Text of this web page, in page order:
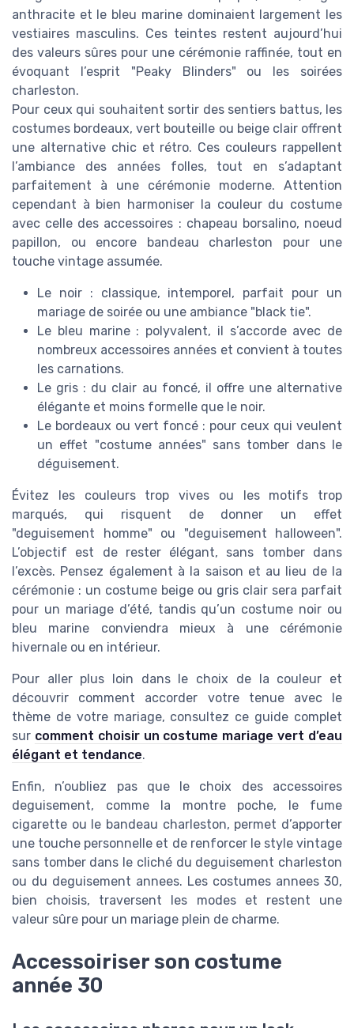
anthracite et le bleu marine dominaient largement les
vestiaires masculins. Ces teintes restent aujourd’hui
des valeurs sûres pour une cérémonie raffinée, tout en
évoquant l’esprit "Peaky Blinders" ou les soirées
charleston.
Pour ceux qui souhaitent sortir des sentiers battus, les
costumes bordeaux, vert bouteille ou beige clair offrent
une alternative chic et rétro. Ces couleurs rappellent
l’ambiance des années folles, tout en s’adaptant
parfaitement à une cérémonie moderne. Attention
cependant à bien harmoniser la couleur du costume
avec celle des accessoires : chapeau borsalino, noeud
papillon, ou encore bandeau charleston pour une
touche vintage assumée.
Le noir : classique, intemporel, parfait pour un
mariage de soirée ou une ambiance "black tie".
Le bleu marine : polyvalent, il s’accorde avec de
nombreux accessoires années et convient à toutes
les carnations.
Le gris : du clair au foncé, il offre une alternative
élégante et moins formelle que le noir.
Le bordeaux ou vert foncé : pour ceux qui veulent
un effet "costume années" sans tomber dans le
déguisement.
Évitez les couleurs trop vives ou les motifs trop
marqués, qui risquent de donner un effet
"deguisement homme" ou "deguisement halloween".
L’objectif est de rester élégant, sans tomber dans
l’excès. Pensez également à la saison et au lieu de la
cérémonie : un costume beige ou gris clair sera parfait
pour un mariage d’été, tandis qu’un costume noir ou
bleu marine conviendra mieux à une cérémonie
hivernale ou en intérieur.
Pour aller plus loin dans le choix de la couleur et
découvrir comment accorder votre tenue avec le
thème de votre mariage, consultez ce guide complet
sur comment choisir un costume mariage vert d’eau
élégant et tendance.
Enfin, n’oubliez pas que le choix des accessoires
deguisement, comme la montre poche, le fume
cigarette ou le bandeau charleston, permet d’apporter
une touche personnelle et de renforcer le style vintage
sans tomber dans le cliché du deguisement charleston
ou du deguisement annees. Les costumes annees 30,
bien choisis, traversent les modes et restent une
valeur sûre pour un mariage plein de charme.
Accessoiriser son costume
année 30